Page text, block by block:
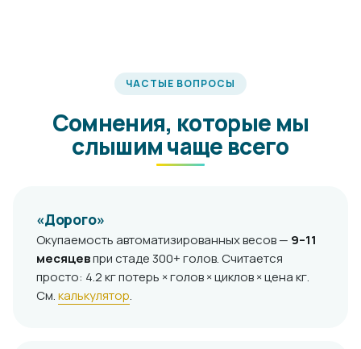
ЧАСТЫЕ ВОПРОСЫ
Сомнения, которые мы
слышим чаще всего
«Дорого»
Окупаемость автоматизированных весов — 9–11
месяцевпри стаде 300+ голов. Считается
просто: 4.2 кг потерь × голов × циклов × цена кг.
См.калькулятор.